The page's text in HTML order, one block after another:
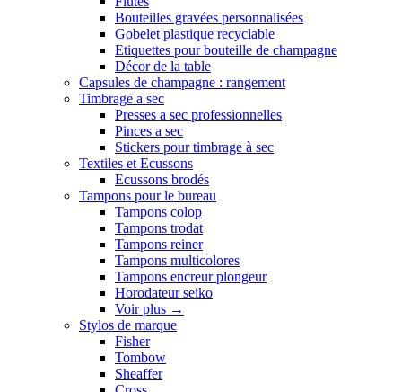
Bouteilles gravées personnalisées
Gobelet plastique recyclable
Etiquettes pour bouteille de champagne
Décor de la table
Capsules de champagne : rangement
Timbrage a sec
Presses a sec professionnelles
Pinces a sec
Stickers pour timbrage à sec
Textiles et Ecussons
Ecussons brodés
Tampons pour le bureau
Tampons colop
Tampons trodat
Tampons reiner
Tampons multicolores
Tampons encreur plongeur
Horodateur seiko
Voir plus →
Stylos de marque
Fisher
Tombow
Sheaffer